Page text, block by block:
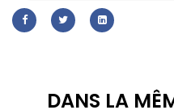
DANS LA